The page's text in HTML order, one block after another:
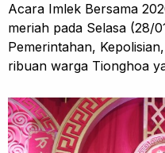
Acara Imlek Bersama
meriah pada Selasa (28/
Pemerintahan,
ribuan warga Tionghoa